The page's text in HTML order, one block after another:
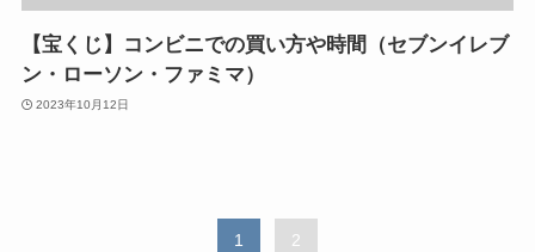
【宝くじ】コンビニでの買い方や時間（セブンイレブ
ン・ローソン・ファミマ）
2023年10月12日
1 2